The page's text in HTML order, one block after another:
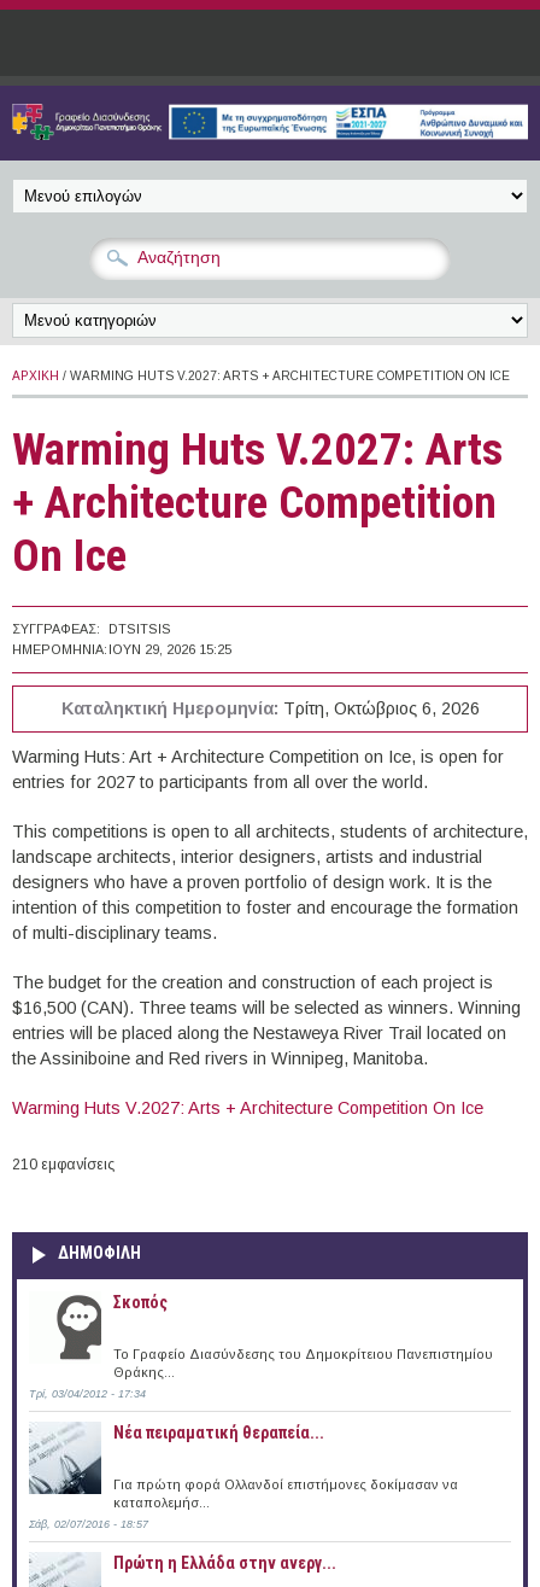
Παράκαμψη προς το κυρίως περιεχόμενο
ΑΡΧΙΚΉ / WARMING HUTS V.2027: ARTS + ARCHITECTURE COMPETITION ON ICE
Warming Huts V.2027: Arts
+ Architecture Competition
On Ice
ΣΥΓΓΡΑΦΈΑΣ:
DTSITSIS
ΗΜΕΡΟΜΗΝΊΑ: ΙΟΥΝ 29, 2026 15:25
Καταληκτική Ημερομηνία: Τρίτη, Οκτώβριος 6, 2026
Warming Huts: Art + Architecture Competition on Ice, is open for
entries for 2027 to participants from all over the world.
This competitions is open to all architects, students of architecture,
landscape architects, interior designers, artists and industrial
designers who have a proven portfolio of design work. It is the
intention of this competition to foster and encourage the formation
of multi-disciplinary teams.
The budget for the creation and construction of each project is
$16,500 (CAN). Three teams will be selected as winners. Winning
entries will be placed along the Nestaweya River Trail located on
the Assiniboine and Red rivers in Winnipeg, Manitoba.
Warming Huts V.2027: Arts + Architecture Competition On Ice
210 εμφανίσεις
ΔΗΜΟΦΙΛΗ
Σκοπός
Το Γραφείο Διασύνδεσης του Δημοκρίτειου Πανεπιστημίου
Θράκης...
Τρί, 03/04/2012 - 17:34
Νέα πειραματική θεραπεία...
Για πρώτη φορά Ολλανδοί επιστήμονες δοκίμασαν να
καταπολεμήσ...
Σάβ, 02/07/2016 - 18:57
Πρώτη η Ελλάδα στην ανεργ...